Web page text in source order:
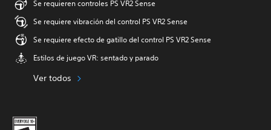
Se requieren controles PS VR2 Sense
Se requiere vibración del control PS VR2 Sense
Se requiere efecto de gatillo del control PS VR2 Sense
Estilos de juego VR: sentado y parado
Ver todos